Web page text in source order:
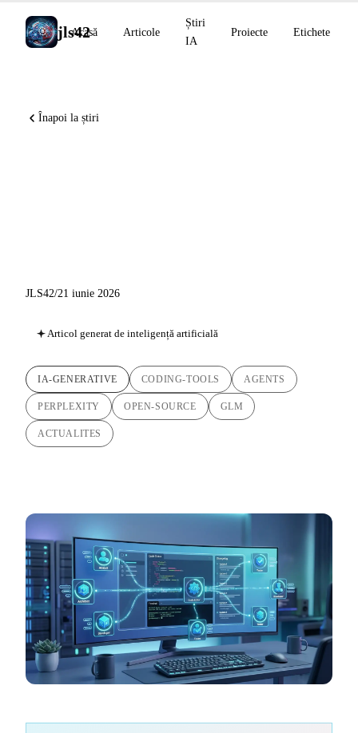
jls42
Acasă Articole
Știri
IA
Proiecte Etichete
Înapoi la știri
JLS42/21 iunie 2026
Articol generat de inteligență artificială
IA-GENERATIVE CODING-TOOLS AGENTS
PERPLEXITY OPEN-SOURCE GLM
ACTUALITES